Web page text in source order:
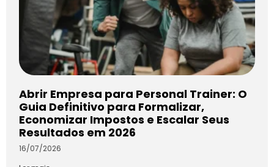
Abrir Empresa para Personal Trainer: O
Guia Definitivo para Formalizar,
Economizar Impostos e Escalar Seus
Resultados em 2026
16/07/2026